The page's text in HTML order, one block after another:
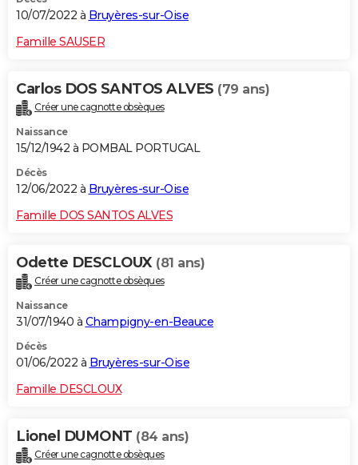
10/07/2022 à Bruyères-sur-Oise
Famille SAUSER
Carlos DOS SANTOS ALVES (79 ans)
Créer une cagnotte obsèques
Naissance
15/12/1942 à POMBAL PORTUGAL
Décès
12/06/2022 à Bruyères-sur-Oise
Famille DOS SANTOS ALVES
Odette DESCLOUX (81 ans)
Créer une cagnotte obsèques
Naissance
31/07/1940 à Champigny-en-Beauce
Décès
01/06/2022 à Bruyères-sur-Oise
Famille DESCLOUX
Lionel DUMONT (84 ans)
Créer une cagnotte obsèques